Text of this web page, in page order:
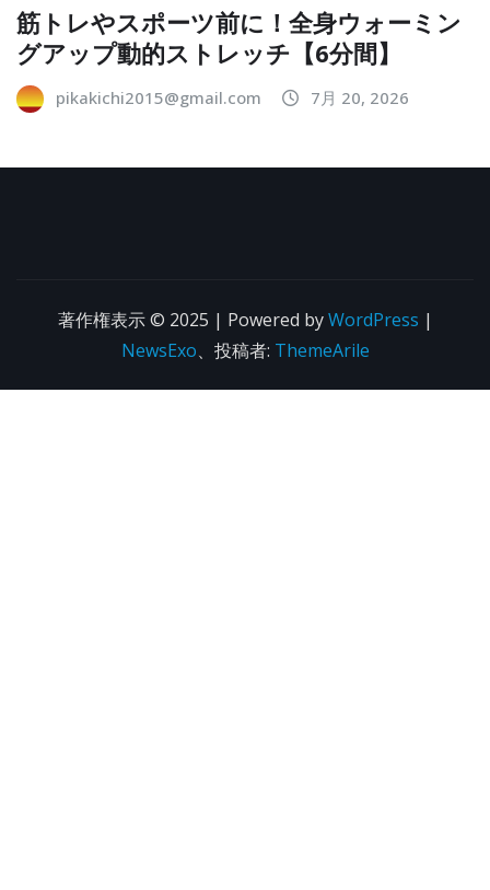
筋トレやスポーツ前に！全身ウォーミン
グアップ動的ストレッチ【6分間】
pikakichi2015@gmail.com 7月 20, 2026
著作権表示 © 2025 | Powered byWordPress |
NewsExo、投稿者: ThemeArile